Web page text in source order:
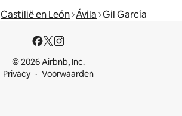
Castilië en León Ávila Gil García
© 2026 Airbnb, Inc.
Privacy
Voorwaarden